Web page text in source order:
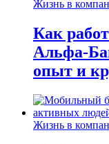
Жизнь в
Как
Альфа-
опыт и
Жизнь в